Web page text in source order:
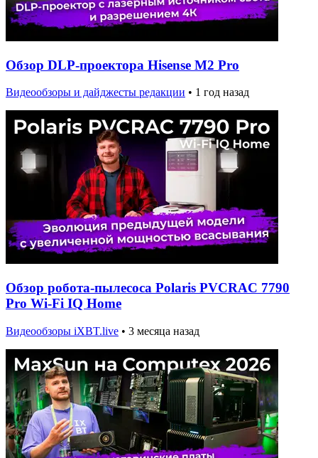
Обзор DLP-проектора Hisense M2 Pro
Видеообзоры и дайджесты редакции • 1 год назад
Обзор робота-пылесоса Polaris PVCRAC 7790
Pro Wi-Fi IQ Home
Видеообзоры iXBT.live • 3 месяца назад